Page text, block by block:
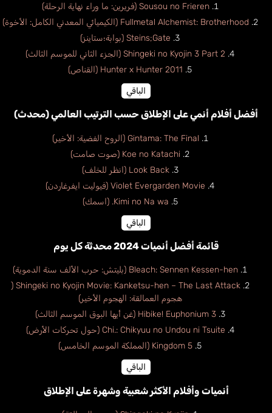
Sousou no Frieren (فريرين: ما وراء نهاية الرحلة)
Fullmetal Alchemist: Brotherhood (الكيميائي المعدني الكامل: الأخوة)
Steins;Gate (بوابة؛ستاينز)
Shingeki no Kyojin 3 Part 2 (الجزء الثاني للموسم الثالث)
Hunter x Hunter 2011 (القناص)
الباقي
أفضل أفلام أنمي على الإطلاق حسب الترتيب العالمي (محدث)
Gintama: The Final (الروح الفضية: الأخير)
Koe no Katachi (صوت صامت)
Look Back (انظر للخلف)
Violet Evergarden Movie (فيوليت ايفرغاردن)
Kimi no Na wa. (اسمك)
الباقي
قائمة أفضل أنميات 2024 محدثة كل يوم
Bleach: Sennen Kessen-hen (بليتش: حرب الألف سنة الدموية)
Shingeki no Kyojin Movie: Kanketsu-hen – The Last Attack (
هجوم العمالقة: الهجوم الأخير)
Hibike! Euphonium 3 (غن أيها البوق الموسم الثالث)
Chi.: Chikyuu no Undou ni Tsuite (حول تحركات الأرض)
Kingdom 5 (المملكة الموسم الخامس)
الباقي
أنميات وأفلام الأكثر شعبية وشهرة على الإطلاق